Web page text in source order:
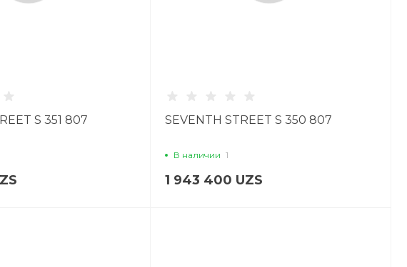
S 351 807 SEVENTH STREET S 350 807
В наличии 1
1 943 400 UZS